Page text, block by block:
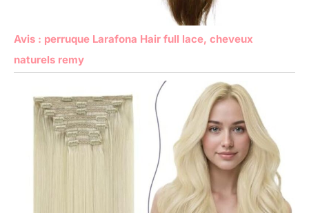
Avis : perruque Larafona Hair full lace, cheveux
naturels remy